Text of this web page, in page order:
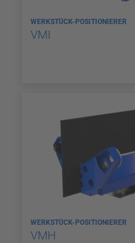
WERKSTÜCK-POSITIONIERER
VMI
WERKSTÜCK-POSITIONIERER
VMH